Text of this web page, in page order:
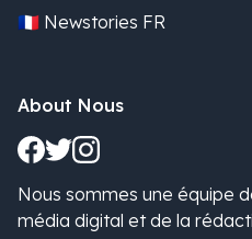
🇫🇷 Newstories FR
About Nous
Nous sommes une équipe
média digital et de la